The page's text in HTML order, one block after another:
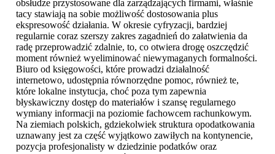
obsłudze przystosowane dla zarządzających firmami, właśnie
tacy stawiają na sobie możliwość dostosowania plus
ekspresowość działania. W okresie cyfryzacji, bardziej
regularnie coraz szerszy zakres zagadnień do załatwienia da
radę przeprowadzić zdalnie, to, co otwiera drogę oszczędzić
moment również wyeliminować niewymaganych formalności.
Biuro od księgowości, które prowadzi działalność
internetowo, udostępnia równorzędne pomoc, również te,
które lokalne instytucja, choć poza tym zapewnia
błyskawiczny dostęp do materiałów i szansę regularnego
wymiany informacji na poziomie fachowcem rachunkowym.
Na ziemiach polskich, gdziekolwiek struktura opodatkowania
uznawany jest za część wyjątkowo zawiłych na kontynencie,
pozycja profesjonalisty w dziedzinie podatków oraz